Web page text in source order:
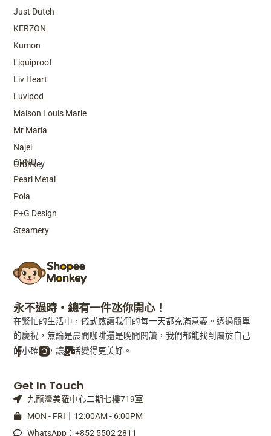
Top Brands
OVNU
Pearl Metal
Pola
P+G Design
Steamery
Just Dutch
KERZON
Kumon
Liquiproof
Liv Heart
Luvipod
Maison Louis Marie
Mr Maria
Najel
Orbitkey
永不過時・總有一件氹你開心！
在繁忙的生活中，儀式感讓我們的每一天都充滿意義。透過簡單
的慶祝，無論是晨間咖啡還是晚間閱讀，我們都能找到屬於自己
的小確幸，讓生活變得更美好。
F
a
c
e
b
M
a
i
l
-
Get In Touch
九龍灣美羅中心二期七樓719室
MON - FRI｜12:00AM - 6:00PM
WhatsApp：+852 5502 2811